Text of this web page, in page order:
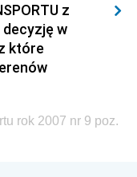
z
w
które
rok 2007 nr 9 poz.